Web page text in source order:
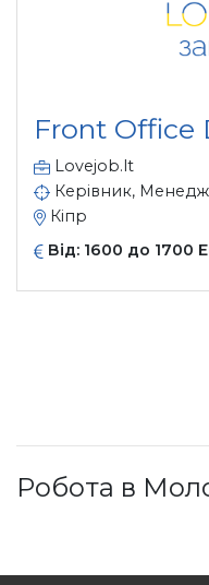
Front Office
Lovejob.lt
Керівник,
Кіпр
Від: 1600 до 1700
Робота в